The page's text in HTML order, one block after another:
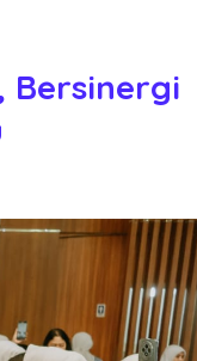
Bersinergi